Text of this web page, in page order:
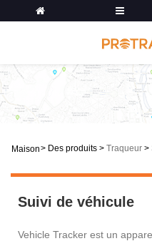
Maison> Des produits > Traqueur >
Suivi de véhicule
Vehicle Tracker est un